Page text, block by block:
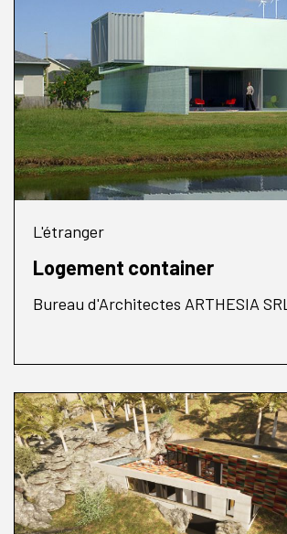
L'étranger
Logement container
Bureau d'Architectes ARTHESIA SRL